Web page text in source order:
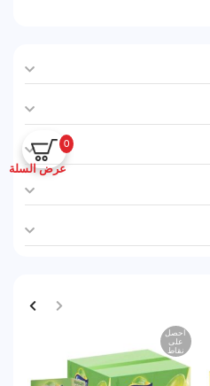
0
عرض السلة
احصل
على
نقاط